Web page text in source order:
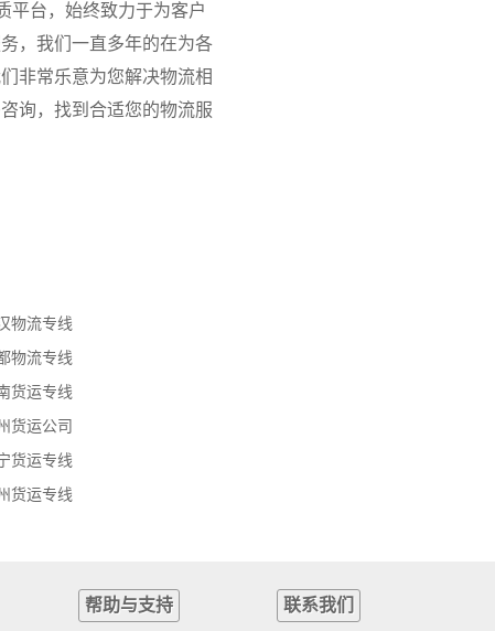
平台，始终致力于为客户
，我们一直多年的在为各
非常乐意为您解决物流相
询，找到合适您的物流服
物流专线
物流专线
货运专线
货运公司
货运专线
货运专线
帮助与支持 联系我们